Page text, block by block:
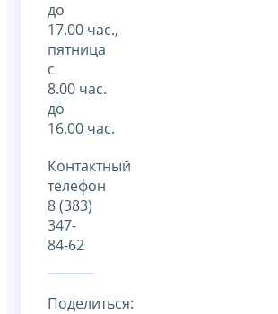
до
17.00 час.,
пятница
с
8.00 час.
до
16.00 час.
Контактный
телефон
8 (383)
347-
84-62
Поделиться: